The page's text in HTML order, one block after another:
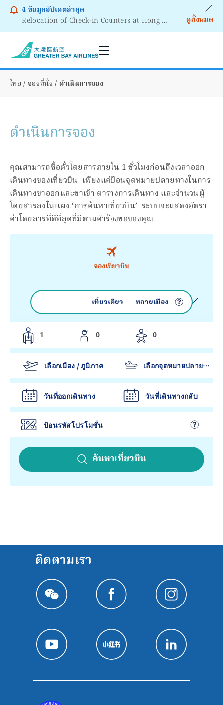
4 ข้อมูลอัปเดตล่าสุด
Relocation of Check-in Counters at Hong Kong International Airport – Terminal 2
ดูทั้งหมด
ไทย จองที่นั่ง ดำเนินการจอง
ดำเนินการจอง
คุณสามารถซื้อตั๋วโดยสารภายใน 1 ชั่วโมงก่อนถึงเวลาออก
เดินทางของเที่ยวบิน เพียงแค่ป้อนจุดหมายปลายทางในการ
เดินทางขาออกและขาเข้า ตารางการเดินทาง และจํานวนผู้
โดยสารลงในแผง ‘การค้นหาเที่ยวบิน’ ระบบจะแสดงอัตรา
ค่าโดยสารที่ดีที่สุดที่มีตามคําร้องขอของคุณ
จองเที่ยวบิน
เที่ยวเดียว หลายเมือง
วันที่ออกเดินทาง วันที่เดินทางกลับ
ค้นหาเที่ยวบิน
ติดตามเรา